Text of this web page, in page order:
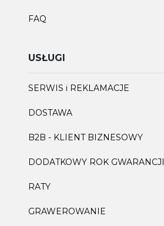
FAQ
USŁUGI
SERWIS i REKLAMACJE
DOSTAWA
B2B - KLIENT BIZNESOWY
DODATKOWY ROK GWARANCJI
RATY
GRAWEROWANIE